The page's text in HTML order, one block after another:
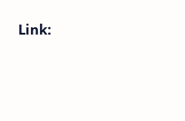
Link: